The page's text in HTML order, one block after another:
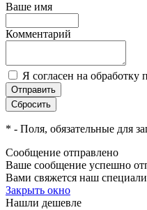
Ваше имя
Комментарий
Я согласен на
* - Поля, обязательные для
Сообщение отправлено
Ваше сообщение успешно
Вами свяжется наш
Закрыть окно
Нашли дешевле